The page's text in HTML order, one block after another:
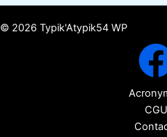
© 2026 Typik'Atypik54 WP
CGU